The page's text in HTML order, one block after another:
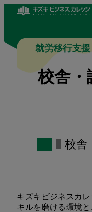
就労移行支
校舎・
校舎
キズキビジネスカ
キルを磨ける環境